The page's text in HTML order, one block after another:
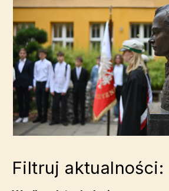
Filtruj aktualności: